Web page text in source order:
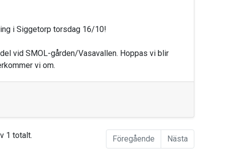
i Siggetorp torsdag 16/10!
vid SMOL-gården/Vasavallen. Hoppas vi blir
vi om.
1 totalt. Föregående Nästa